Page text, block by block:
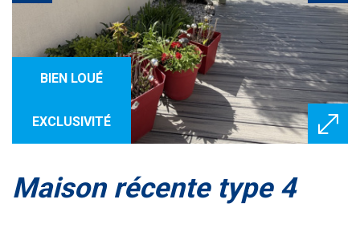
BIEN LOUÉ
EXCLUSIVITÉ
maison récente type 4